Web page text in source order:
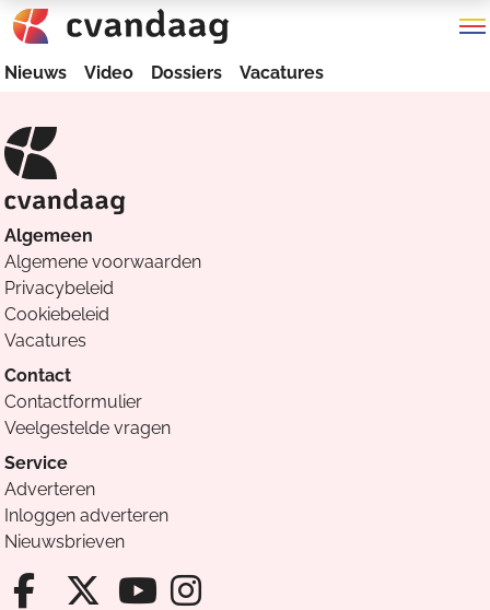
Nieuws Video Dossiers Vacatures
Algemeen
Algemene voorwaarden
Privacybeleid
Cookiebeleid
Vacatures
Contact
Contactformulier
Veelgestelde vragen
Service
Adverteren
Inloggen adverteren
Nieuwsbrieven
Facebook van Cvandaag
X van Cvandaag
Instagram van